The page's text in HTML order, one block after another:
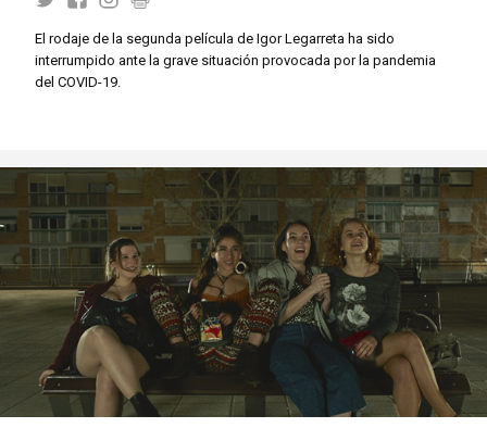
El rodaje de la segunda película de Igor Legarreta ha sido
interrumpido ante la grave situación provocada por la pandemia
del COVID-19.